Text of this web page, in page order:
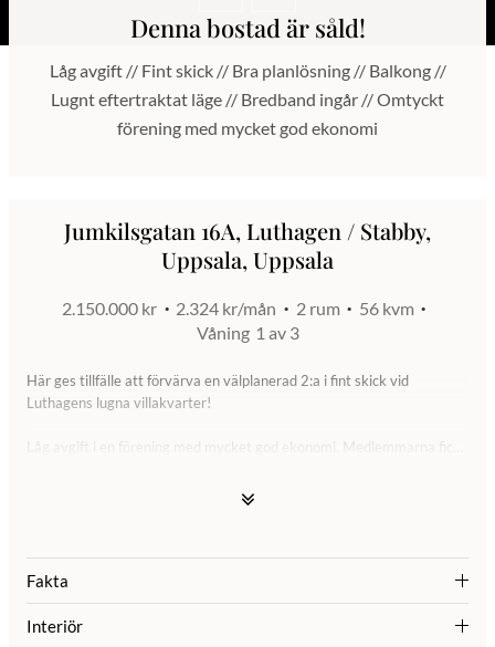
Denna bostad är såld!
Låg avgift // Fint skick // Bra planlösning // Balkong //
Lugnt eftertraktat läge // Bredband ingår // Omtyckt
förening med mycket god ekonomi
Jumkilsgatan 16A, Luthagen / Stabby,
Uppsala, Uppsala
2.150.000 kr 2.324 kr/mån 2 rum
56 kvm
Våning 1 av 3
Här ges tillfälle att förvärva en välplanerad 2:a i fint skick vid
Luthagens lugna villakvarter!
Låg avgift i en förening med mycket god ekonomi. Medlemmarna fick
Bostaden är i mycket fint skick och bekvämt placerad en halvtrappa
upp. Lägenheten ger en rymlig möblerbar hall, välutrustat kök med
matplats, väl tilltaget vardagsrum, stamrenoverat badrum med
tvättmaskin samt ett stort sovrum med bra klädförvaringsutrymmen.
Fakta
Interiör